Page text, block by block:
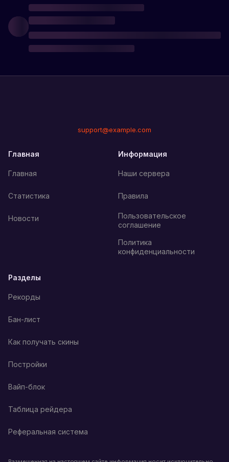
support@example.com
Главная
Главная
Статистика
Новости
Информация
Наши сервера
Правила
Пользовательское
соглашение
Политика
конфиденциальности
Разделы
Рекорды
Бан-лист
Как получать скины
Постройки
Вайп-блок
Таблица рейдера
Реферальная система